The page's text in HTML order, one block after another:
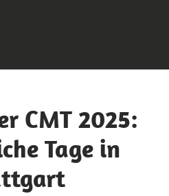
CMT 2025:
Tage in